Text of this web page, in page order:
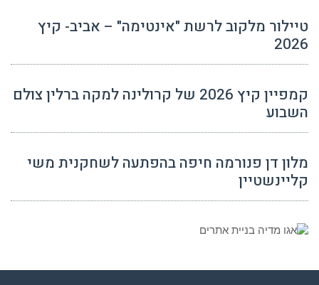
טיילור מלקוב לרשת "אינטימה" – אביב- קיץ
2026
קמפיין קיץ 2026 של קרולינה למקה ברלין צולם
השבוע
מלון דן פנורמה חיפה בהפתעה לשחקנית משי
קליינשטיין